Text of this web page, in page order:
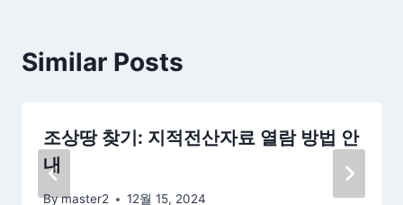
Similar Posts
조상땅 찾기: 지적전산자료 열람 방법 안
내
Bymaster2 12월 15, 2024